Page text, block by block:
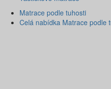
Matrace podle tuhosti
Celá nabídka Matrace podle